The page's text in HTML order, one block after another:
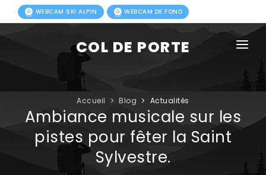
WEBCAM SKI ALPIN WEBCAM DE FOND
COL DE PORTE
FORFAITS
Accueil Blog Actualités
Ambiance musicale sur les
pistes pour fêter la Saint
Sylvestre.